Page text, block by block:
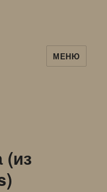
МЕНЮ
(из